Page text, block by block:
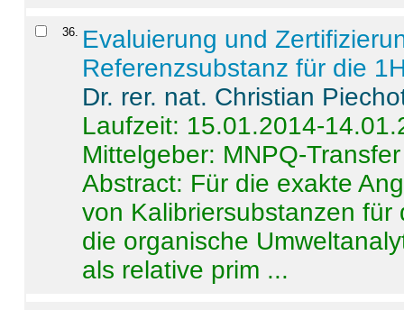
36. Evaluierung und
Referenzsubstanz für die
Dr. rer. nat. Christian
Laufzeit: 15.01.2014-
Mittelgeber: MNPQ-Transfer
Abstract: Für die exakte
von Kalibriersubstanzen
die organische
als relative prim ...